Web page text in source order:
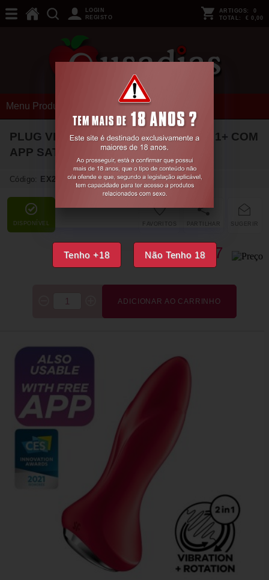
Tenho +18 Não Tenho 18
LOGIN
REGISTO
ARTIGOS: 0
TOTAL: € 0,00
Menu Produtos
PLUG VIBRATÓRIO ROTATOR PLUG 1+ COM
APP SATISFYER VERMELHO
Código: EX21553
DISPONÍVEL SUGERIR
PARTILHAR
FAVORITOS
€37, 77
ADICIONAR AO CARRINHO